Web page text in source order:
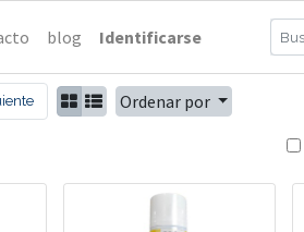
blog Identificarse
Ordenar por